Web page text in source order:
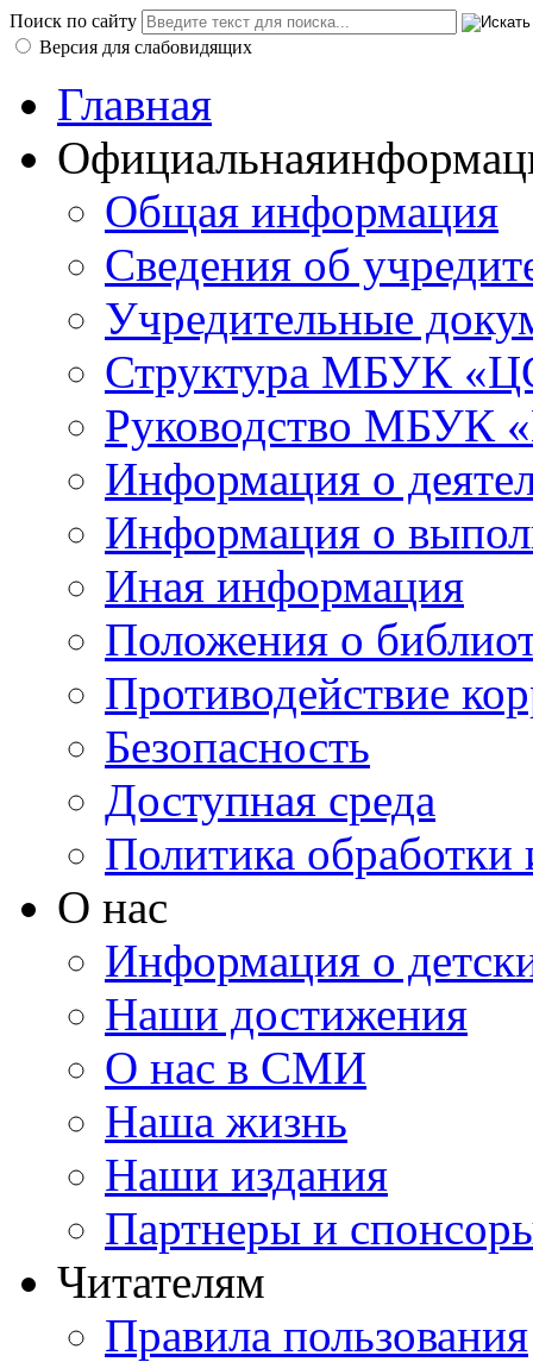
Поиск по сайту
Версия для слабовидящих
Главная
Официальная
Общая информация
Сведения об
Учредительные
Структура МБУК
Руководство МБУК
Информация о
Информация о
Иная информация
Положения о
Противодействие
Безопасность
Доступная среда
Политика
О нас
Информация о
Наши достижения
О нас в СМИ
Наша жизнь
Наши издания
Партнеры и
Читателям
Правила пользования